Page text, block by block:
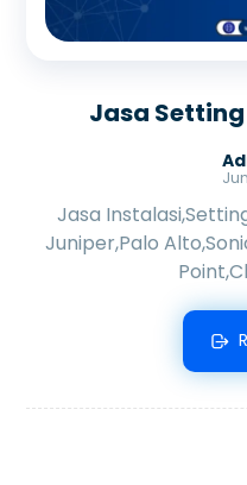
Jasa
Jasa
Juniper,Palo